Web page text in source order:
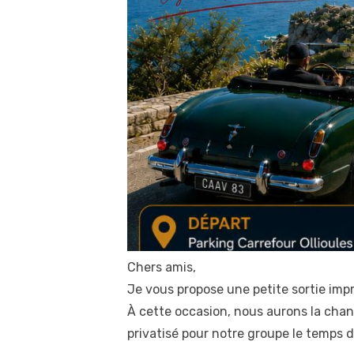
Chers amis,
Je vous propose une petite sortie
À cette occasion, nous aurons la
privatisé pour notre groupe le temps